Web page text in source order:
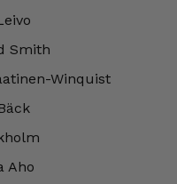
Smith
Winquist
Aho